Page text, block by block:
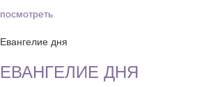
посмотреть
Евангелие дня
ЕВАНГЕЛИЕ ДНЯ